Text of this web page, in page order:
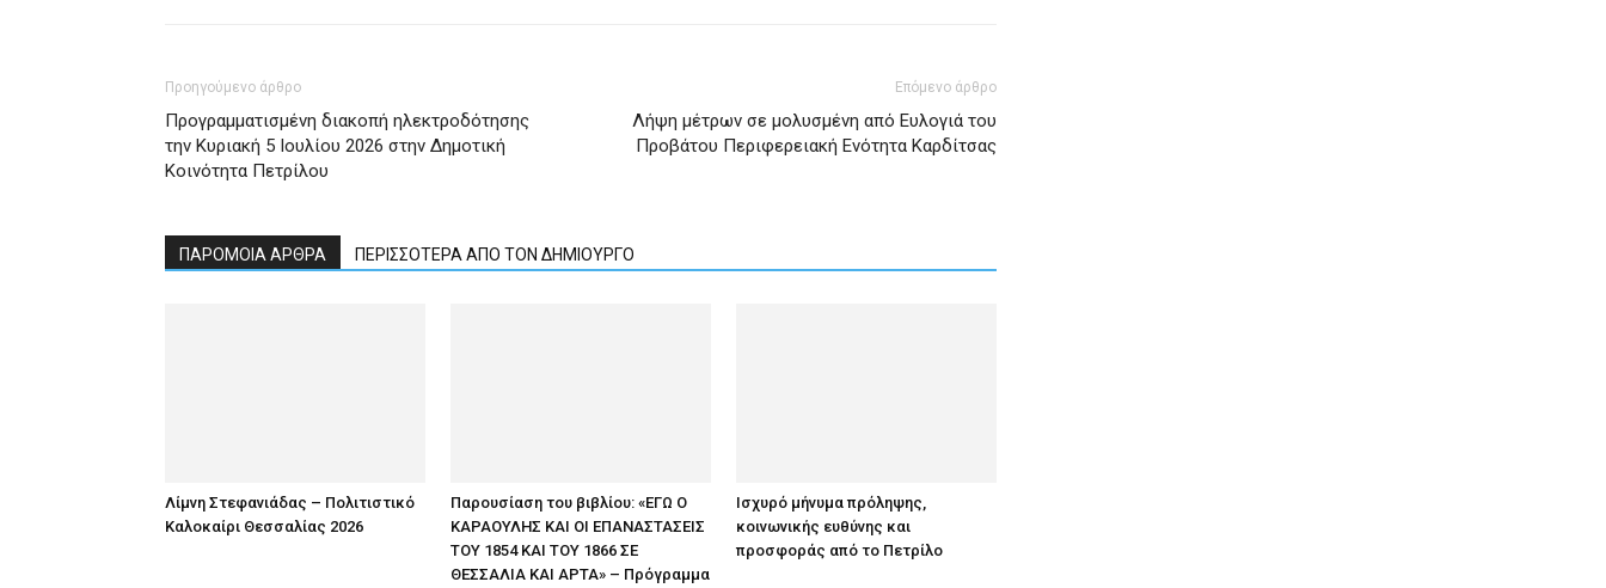
Προηγούμενο άρθρο
Προγραμματισμένη διακοπή ηλεκτροδότησης
την Κυριακή 5 Ιουλίου 2026 στην Δημοτική
Κοινότητα Πετρίλου
Επόμενο άρθρο
Λήψη μέτρων σε μολυσμένη από Ευλογιά του
Προβάτου Περιφερειακή Ενότητα Καρδίτσας
ΠΑΡΟΜΟΙΑ ΑΡΘΡΑ ΠΕΡΙΣΣΟΤΕΡΑ ΑΠΟ ΤΟΝ ΔΗΜΙΟΥΡΓΟ
Λίμνη Στεφανιάδας – Πολιτιστικό
Καλοκαίρι Θεσσαλίας 2026
Παρουσίαση του βιβλίου: «ΕΓΩ Ο
ΚΑΡΑΟΥΛΗΣ ΚΑΙ ΟΙ ΕΠΑΝΑΣΤΑΣΕΙΣ
ΤΟΥ 1854 ΚΑΙ ΤΟΥ 1866 ΣΕ
ΘΕΣΣΑΛΙΑ ΚΑΙ ΑΡΤΑ» – Πρόγραμμα
Ισχυρό μήνυμα πρόληψης,
κοινωνικής ευθύνης και
προσφοράς από το Πετρίλο